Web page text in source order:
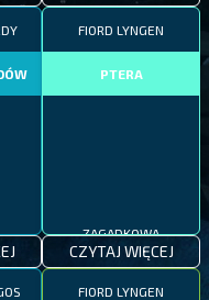
FIORD LYNGEN
PTERA
ZAGADKOWA
CZYTAJ WIĘCEJ
FIORD LYNGEN